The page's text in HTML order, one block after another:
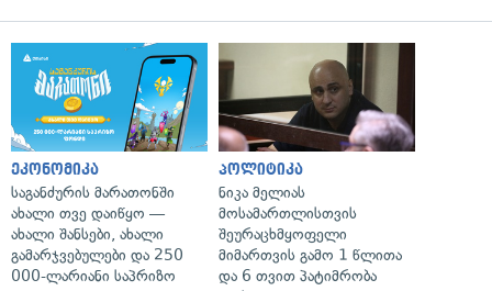
ეკონომიკა
საგანძურის მარათონში
ახალი თვე დაიწყო —
ახალი შანსები, ახალი
გამარჯვებულები და 250
000-ლარიანი საპრიზო
პოლიტიკა
ნიკა მელიას
მოსამართლისთვის
შეურაცხმყოფელი
მიმართვის გამო 1 წლითა
და 6 თვით პატიმრობა